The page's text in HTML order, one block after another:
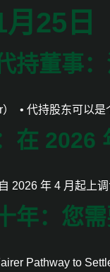
25日
持董事
• 代持股东可以
在 2026
2026 年 4 月起上
年：您
Pathway to